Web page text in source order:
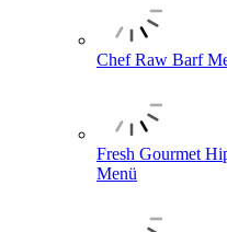
Chef Raw Barf
Fresh Gourmet
Menü